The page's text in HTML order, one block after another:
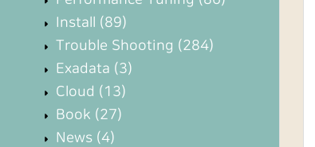
Install (89)
Trouble Shooting (284)
Exadata (3)
Cloud (13)
Book (27)
News (4)